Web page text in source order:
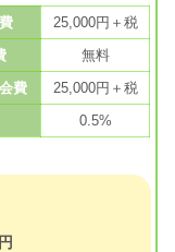
25,000円＋税
無料
費
25,000円＋税
0.5%